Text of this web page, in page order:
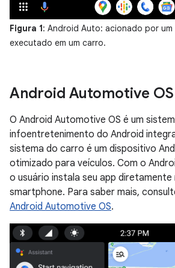
Figura 1: Android Auto: acionado por
executado em um carro.
Android Automotive OS
O Android Automotive OS é um
infoentretenimento do Android
sistema do carro é um dispositivo
otimizado para veículos. Com o
o usuário instala seu app
smartphone. Para saber mais,
Android Automotive OS.